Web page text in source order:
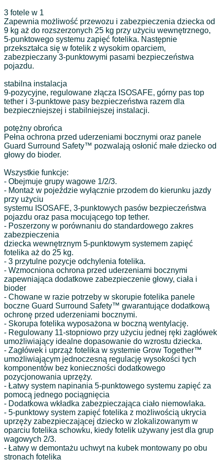
3 fotele w 1
Zapewnia możliwość przewozu i zabezpieczenia dziecka od
9 kg aż do rozszerzonych 25 kg przy użyciu wewnętrznego,
5-punktowego systemu zapięć fotelika. Następnie
przekształca się w fotelik z wysokim oparciem,
zabezpieczany 3-punktowymi pasami bezpieczeństwa
pojazdu.
stabilna instalacja
9-pozycyjne, regulowane złącza ISOSAFE, górny pas top
tether i 3-punktowe pasy bezpieczeństwa razem dla
bezpieczniejszej i stabilniejszej instalacji.
potężny obrońca
Pełna ochrona przed uderzeniami bocznymi oraz panele
Guard Surround Safety™ pozwalają osłonić małe dziecko od
głowy do bioder.
Wszystkie funkcje:
- Obejmuje grupy wagowe 1/2/3.
- Montaż w pojeździe wyłącznie przodem do kierunku jazdy
przy użyciu
systemu ISOSAFE, 3-punktowych pasów bezpieczeństwa
pojazdu oraz pasa mocującego top tether.
- Poszerzony w porównaniu do standardowego zakres
zabezpieczenia
dziecka wewnętrznym 5-punktowym systemem zapięć
fotelika aż do 25 kg.
- 3 przytulne pozycje odchylenia fotelika.
- Wzmocniona ochrona przed uderzeniami bocznymi
zapewniająca dodatkowe zabezpieczenie głowy, ciała i
bioder
- Chowane w razie potrzeby w skorupie fotelika panele
boczne Guard Surround Safety™ gwarantujące dodatkową
ochronę przed uderzeniami bocznymi.
- Skorupa fotelika wyposażona w boczną wentylację.
- Regulowany 11-stopniowo przy użyciu jednej ręki zagłówek
umożliwiający idealne dopasowanie do wzrostu dziecka.
- Zagłówek i uprząż fotelika w systemie Grow Together™
umożliwiającym jednoczesną regulację wysokości tych
komponentów bez konieczności dodatkowego
pozycjonowania uprzęży.
- Łatwy system napinania 5-punktowego systemu zapięć za
pomocą jednego pociągnięcia
- Dodatkowa wkładka zabezpieczająca ciało niemowlaka.
- 5-punktowy system zapięć fotelika z możliwością ukrycia
uprzęży zabezpieczającej dziecko w zlokalizowanym w
oparciu fotelika schowku, kiedy fotelik używany jest dla grup
wagowych 2/3.
- Łatwy w demontażu uchwyt na kubek montowany po obu
stronach fotelika